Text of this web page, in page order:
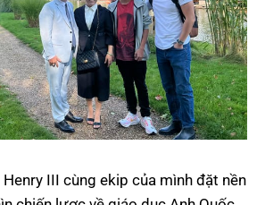
III cùng ekip của mình đặt nền